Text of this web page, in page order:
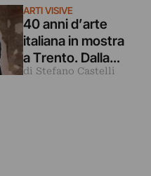
fotografi
ARTI VISIVE
40 anni d’arte
italiana in mostra
a Trento. Dalla
Transavanguardi
di Stefano Castelli